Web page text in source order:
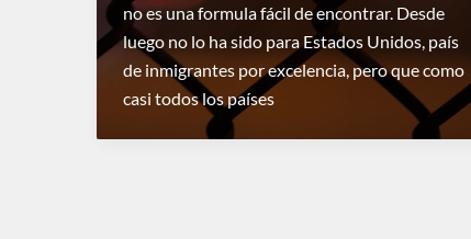
no es una formula fácil de encontrar. Desde
luego no lo ha sido para Estados Unidos, país
de inmigrantes por excelencia, pero que como
casi todos los países